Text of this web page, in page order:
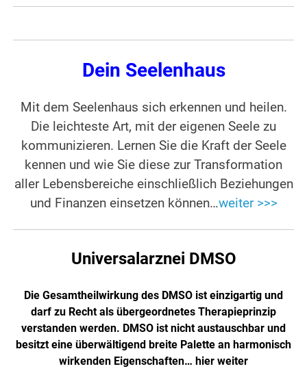
Dein Seelenhaus
Mit dem Seelenhaus sich erkennen und heilen.
Die leichteste Art, mit der eigenen Seele zu
kommunizieren. Lernen Sie die Kraft der Seele
kennen und wie Sie diese zur Transformation
aller Lebensbereiche einschließlich Beziehungen
und Finanzen einsetzen können…weiter >>>
Universalarznei DMSO
Die Gesamtheilwirkung des DMSO ist einzigartig und
darf zu Recht als übergeordnetes Therapieprinzip
verstanden werden. DMSO ist nicht austauschbar und
besitzt eine überwältigend breite Palette an harmonisch
wirkenden Eigenschaften… hier weiter